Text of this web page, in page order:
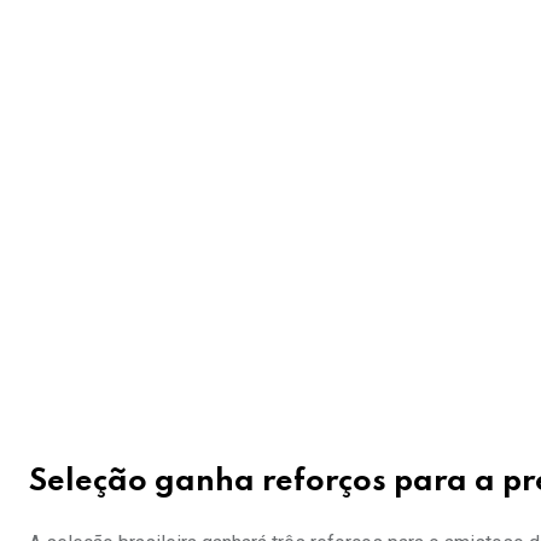
Seleção ganha reforços para a